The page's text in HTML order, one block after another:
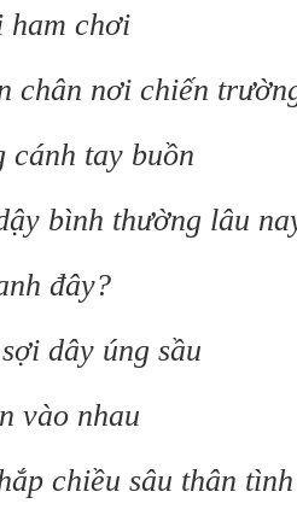
ham chơi
chân nơi chiến
cánh tay buồn
bình thường lâu
đây?
dây úng sầu
vào nhau
chiều sâu thân tình